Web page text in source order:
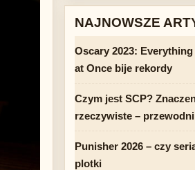
NAJNOWSZE
Oscary 2023:
at Once bije rekordy
Czym jest SCP?
rzeczywiste –
Punisher 2026 – czy
plotki